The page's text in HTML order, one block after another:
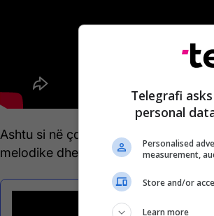
Ashtu si në çdo këngë tjetër, reperi
melodike dhe tekstin e kësaj kënge.
Telegrafi
personal
Personalised
measurement,
Store and/or
Learn more